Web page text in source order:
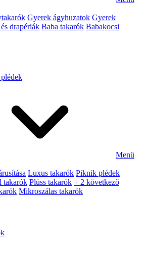
Gyerek ágyhuzatok Gyerek
drapériák Baba takarók Babakocsi
Menü
Luxus takarók Piknik plédek
takarók Plüss takarók + 2 következő
Mikroszálas takarók